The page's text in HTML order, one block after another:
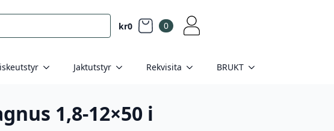
kr0 0
Jaktutstyr Rekvisita BRUKT
1,8-12×50 i